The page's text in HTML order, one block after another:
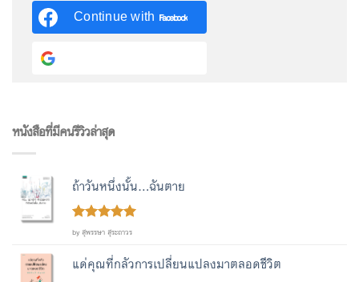
Continue with Facebook
หนังสือที่มีคนรีวิวล่าสุด
ถ้าวันหนึ่งนั้น...ฉันตาย
Rated 5out
by สุพรรษา สุระถาวร
แด่คุณที่กลัวการเปลี่ยนแปลงมาตลอดชีวิต